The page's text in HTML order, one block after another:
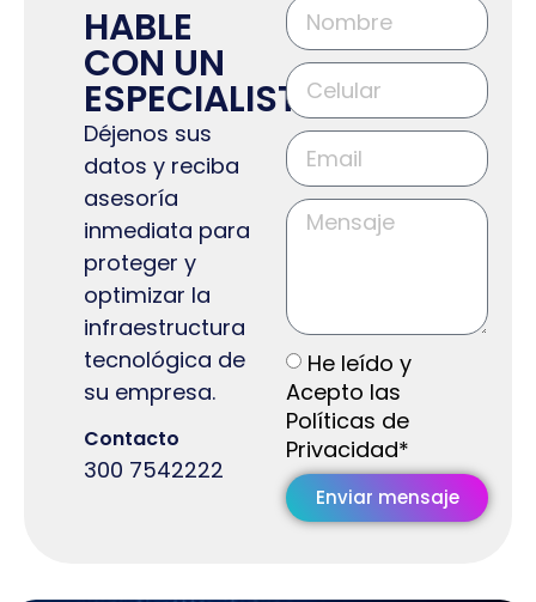
HABLE
CON UN
ESPECIALISTA
Déjenos sus
datos y reciba
asesoría
inmediata para
proteger y
optimizar la
infraestructura
tecnológica de
su empresa.
Contacto
300 7542222
He leído y
Acepto las
Políticas de
Privacidad*
Enviar mensaje